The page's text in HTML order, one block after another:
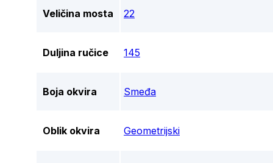
Veličina mosta 22
Duljina ručice 145
Boja okvira Smeđa
Oblik okvira Geometrijski